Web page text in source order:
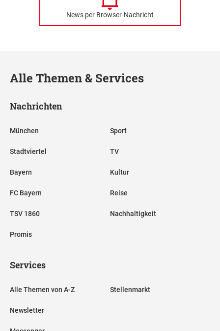
News per Browser-Nachricht
Alle Themen & Services
Nachrichten
München
Stadtviertel
Bayern
FC Bayern
TSV 1860
Promis
Sport
TV
Kultur
Reise
Nachhaltigkeit
Services
Alle Themen von A-Z
Newsletter
Stellenmarkt